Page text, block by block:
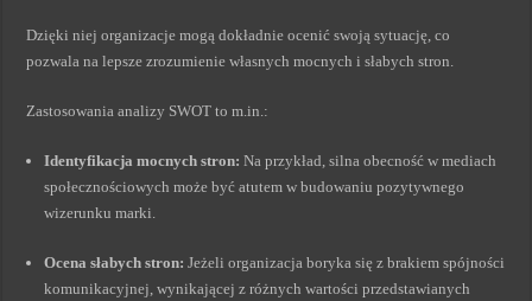
Dzięki niej organizacje mogą dokładnie ocenić swoją sytuację, co
pozwala na lepsze zrozumienie własnych mocnych i słabych stron.
Zastosowania analizy SWOT to m.in.:
Identyfikacja mocnych stron: Na przykład, silna obecność w mediach
społecznościowych może być atutem w budowaniu pozytywnego
wizerunku marki.
Ocena słabych stron: Jeżeli organizacja boryka się z brakiem spójności
komunikacyjnej, wynikającej z różnych wartości przedstawianych